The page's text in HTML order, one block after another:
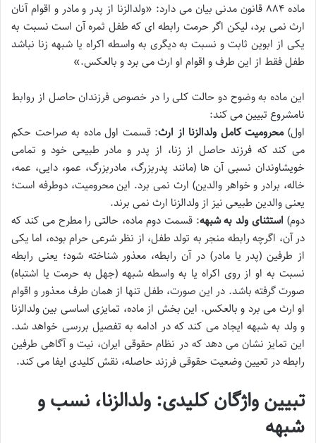
ماده ۸۸۴ قانون مدنی بیان می دارد: «ولدالزنا از پدر و مادر و اقوام آنان
ارث نمی برد، لیکن اگر حرمت رابطه ای که طفل ثمره آن است نسبت به
یکی از ابوین ثابت و نسبت به دیگری به واسطه اکراه یا شبهه زنا نباشد
طفل فقط از این طرف و اقوام او ارث می برد و بالعکس.»
این ماده به وضوح دو حالت کلی را در خصوص فرزندان حاصل از روابط
نامشروع تبیین می کند:
اول)محرومیت کامل ولدالزنا از ارث: قسمت اول ماده به صراحت حکم
می کند که فرزند حاصل از زنا، از پدر و مادر طبیعی خود و تمامی
خویشاوندان نسبی آن ها (مانند پدربزرگ، مادربزرگ، عمو، دایی، عمه،
خاله، برادر و خواهر والدین) ارث نمی برد. این محرومیت، دوطرفه است؛
یعنی والدین طبیعی نیز از ولدالزنا ارث نمی برند.
دوم) استثنای ولد به شبهه: قسمت دوم ماده، حالتی را مطرح می کند که
در آن، اگرچه رابطه منجر به تولد طفل، از نظر شرعی حرام بوده، اما یکی
از طرفین (پدر یا مادر) در آن رابطه، معذور شناخته شود؛ یعنی رابطه
نسبت به او از روی اکراه یا به واسطه شبهه (جهل به حرمت یا اشتباه)
صورت گرفته باشد. در این صورت، طفل تنها از همان طرف معذور و اقوام
او ارث می برد و بالعکس. این بخش از ماده، تمایزی اساسی بین ولدالزنا
و ولد به شبهه ایجاد می کند که در ادامه به تفصیل بررسی خواهد شد.
این تمایز نشان می دهد که در نظام حقوقی ایران، نیت و آگاهی طرفین
رابطه در تعیین وضعیت حقوقی فرزند حاصله، نقش کلیدی ایفا می کند.
تبیین واژگان کلیدی: ولدالزنا، نسب و
شبهه